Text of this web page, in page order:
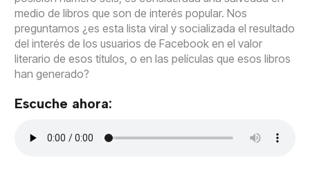
medio de libros que son de interés popular. Nos
preguntamos ¿es esta lista viral y socializada el resultado
del interés de los usuarios de Facebook en el valor
literario de esos títulos, o en las películas que esos libros
han generado?
Escuche ahora: